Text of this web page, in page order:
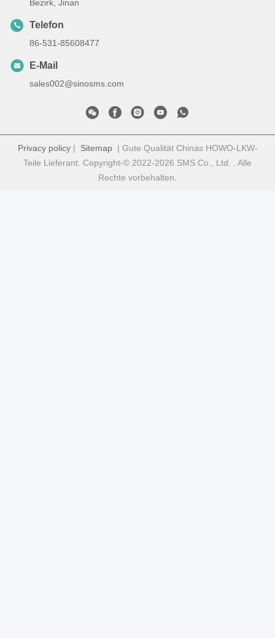
Bezirk, Jinan
Telefon
86-531-85608477
E-Mail
sales002@sinosms.com
Privacy policy| Sitemap| Gute Qualität Chinas HOWO-LKW-
Teile Lieferant. Copyright-© 2022-2026 SMS Co., Ltd. . Alle
Rechte vorbehalten.